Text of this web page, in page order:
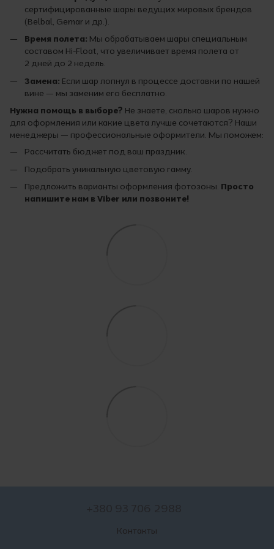
сертифицированные шары ведущих мировых брендов
(Belbal, Gemar и др.).
Время полета: Мы обрабатываем шары специальным
составом Hi-Float, что увеличивает время полета от
2 дней до 2 недель.
Замена: Если шар лопнул в процессе доставки по нашей
вине — мы заменим его бесплатно.
Нужна помощь в выборе? Не знаете, сколько шаров нужно
для оформления или какие цвета лучше сочетаются? Наши
менеджеры — профессиональные оформители. Мы поможем:
Рассчитать бюджет под ваш праздник.
Подобрать уникальную цветовую гамму.
Предложить варианты оформления фотозоны. Просто
напишите нам в Viber или позвоните!
Контакты